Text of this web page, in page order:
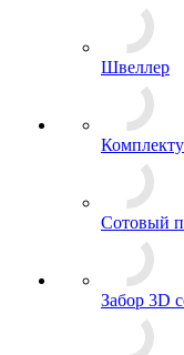
Швеллер
Сотовый
Забор 3D